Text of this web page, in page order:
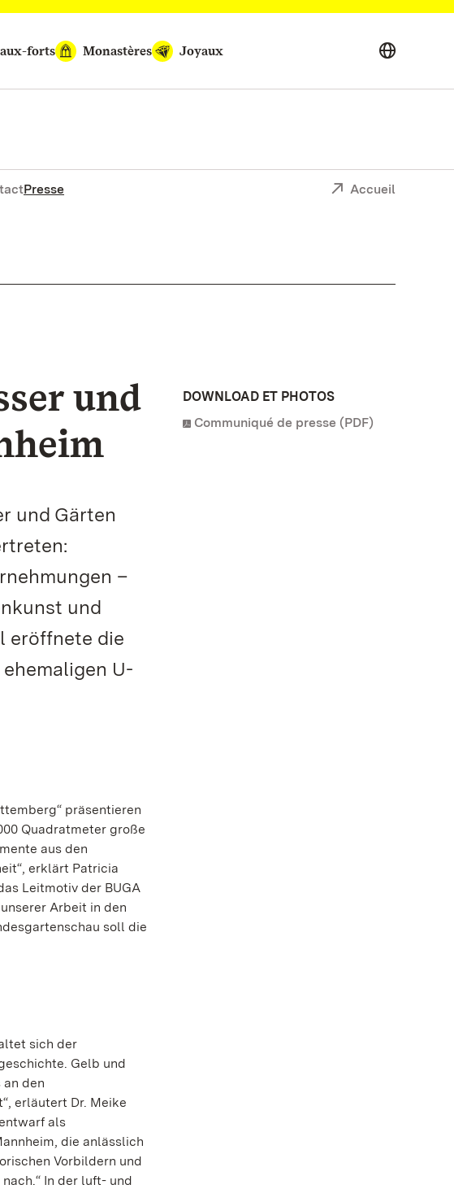
forts Monastères Joyaux
Presse Accueil
und
und Gärten
–
und
eröffnete die
U-
präsentieren
Quadratmeter große
aus den
erklärt Patricia
Leitmotiv der BUGA
Arbeit in den
soll die
sich der
Gelb und
den
erläutert Dr. Meike
als
die anlässlich
Vorbildern und
In der luft- und
DOWNLOAD ET PHOTOS
Communiqué de presse (PDF)